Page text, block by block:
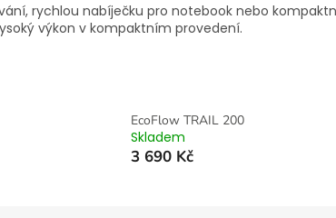
rychlou nabíječku pro notebook nebo
výkon v kompaktním provedení.
EcoFlow TRAIL 200
Skladem
3 690 Kč